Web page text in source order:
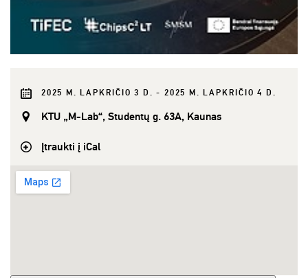
2025 M. LAPKRIČIO 3 D. - 2025 M. LAPKRIČIO 4 D.
KTU „M-Lab“, Studentų g. 63A, Kaunas
Įtraukti į iCal